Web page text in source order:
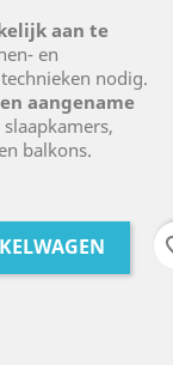
aan te
en
nodig.
aangename
balkons.